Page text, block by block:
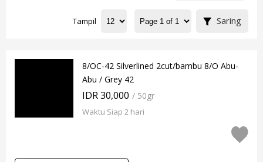
Tampil Saring
8/OC-42 Silverlined 2cut/bambu 8/O Abu-
Abu / Grey 42
IDR 30,000 / 50gr
Waktu Siap 2 hari